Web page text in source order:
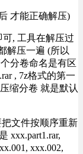
才能正确解压)
, 工具在解压过
解压一遍 (所以
分卷命名是有区
, 7z格式的第一
缩分卷 就是默认
文件按顺序重新
xxx.part1.rar,
xxx.002,